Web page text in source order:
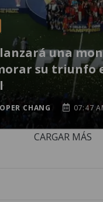
una
su triunfo
CHANG 07:47
CARGAR MÁS